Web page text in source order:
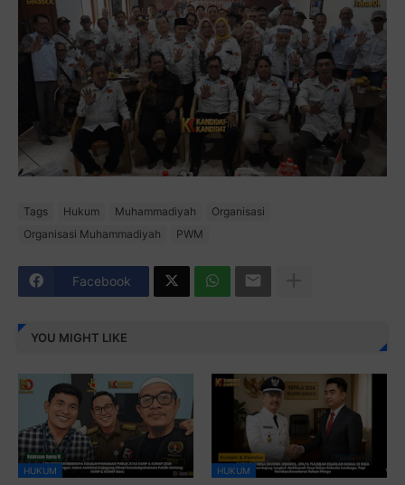
Tags Hukum Muhammadiyah
Organisasi
Organisasi Muhammadiyah
PWM
Facebook
YOU MIGHT LIKE
HUKUM HUKUM